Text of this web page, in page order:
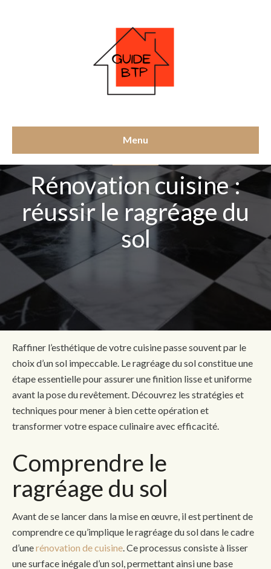
Menu
Rénovation cuisine :
réussir le ragréage du
sol
Raffiner l’esthétique de votre cuisine passe souvent par le
choix d’un sol impeccable. Le ragréage du sol constitue une
étape essentielle pour assurer une finition lisse et uniforme
avant la pose du revêtement. Découvrez les stratégies et
techniques pour mener à bien cette opération et
transformer votre espace culinaire avec efficacité.
Comprendre le
ragréage du sol
Avant de se lancer dans la mise en œuvre, il est pertinent de
comprendre ce qu’implique le ragréage du sol dans le cadre
d’unerénovation de cuisine . Ce processus consiste à lisser
une surface inégale d’un sol, permettant ainsi une base